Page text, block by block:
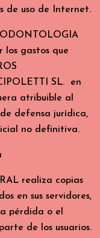
de uso de Internet.
los gastos que
SL. en
atribuible al
defensa jurídica,
no definitiva.
realiza copias
en sus servidores,
pérdida o el
de los usuarios.